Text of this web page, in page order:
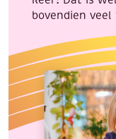
bovendien